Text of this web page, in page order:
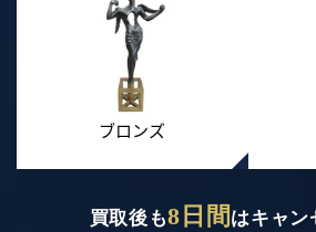
ブロンズ
買取後も8日間 はキャン